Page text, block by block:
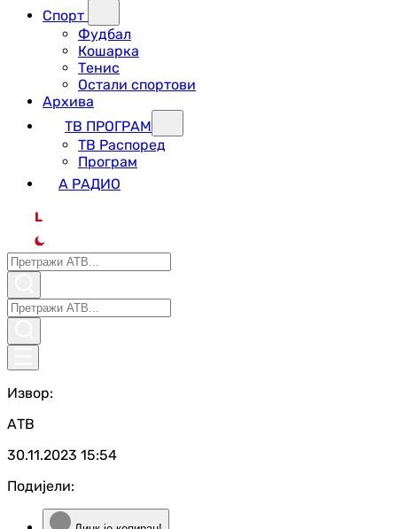
Спорт
Фудбал
Кошарка
Тенис
Остали спортови
Архива
ТВ ПРОГРАМ
ТВ Распоред
Програм
А РАДИО
L
Извор:
АТВ
30.11.2023 15:54
Подијели: